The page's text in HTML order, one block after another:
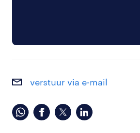
verstuur via e-mail